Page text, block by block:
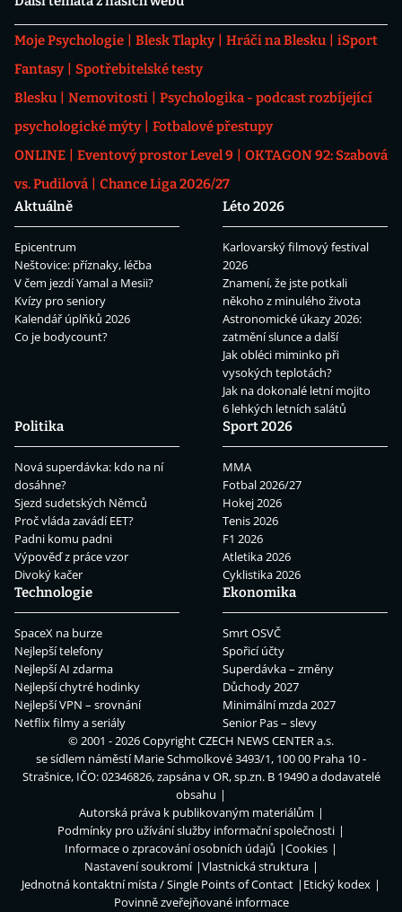
Moje Psychologie Blesk Tlapky Hráči na Blesku
iSport
Fantasy
Spotřebitelské testy
Blesku
Nemovitosti
Psychologika - podcast rozbíjející
psychologické mýty
Fotbalové přestupy
ONLINE
Eventový prostor Level 9
OKTAGON 92: Szabová
vs. Pudilová
Chance Liga 2026/27
Aktuálně
Epicentrum
Neštovice: příznaky, léčba
V čem jezdí Yamal a Mesii?
Kvízy pro seniory
Kalendář úplňků 2026
Co je bodycount?
Léto 2026
Karlovarský filmový festival
2026
Znamení, že jste potkali
někoho z minulého života
Astronomické úkazy 2026:
zatmění slunce a další
Jak obléci miminko při
vysokých teplotách?
Jak na dokonalé letní mojito
6 lehkých letních salátů
Politika
Nová superdávka: kdo na ní
dosáhne?
Sjezd sudetských Němců
Proč vláda zavádí EET?
Padni komu padni
Výpověď z práce vzor
Divoký kačer
Sport 2026
MMA
Fotbal 2026/27
Hokej 2026
Tenis 2026
F1 2026
Atletika 2026
Cyklistika 2026
Technologie
SpaceX na burze
Nejlepší telefony
Nejlepší AI zdarma
Nejlepší chytré hodinky
Nejlepší VPN – srovnání
Netflix filmy a seriály
Ekonomika
Smrt OSVČ
Spořicí účty
Superdávka – změny
Důchody 2027
Minimální mzda 2027
Senior Pas – slevy
© 2001 - 2026 CopyrightCZECH NEWS CENTER a.s.
se sídlem náměstí Marie Schmolkové 3493/1, 100 00 Praha 10 -
Strašnice, IČO: 02346826, zapsána v OR, sp.zn. B 19490 a dodavatelé
obsahu
Autorská práva k publikovaným materiálům
Podmínky pro užívání služby informační společnosti
Informace o zpracování osobních údajů
Cookies
Nastavení soukromí
Vlastnická struktura
Jednotná kontaktní místa / Single Points of Contact
Etický kodex
Povinně zveřejňované informace